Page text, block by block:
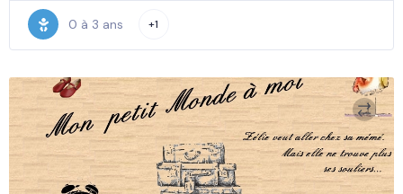
0 à 3 ans +1